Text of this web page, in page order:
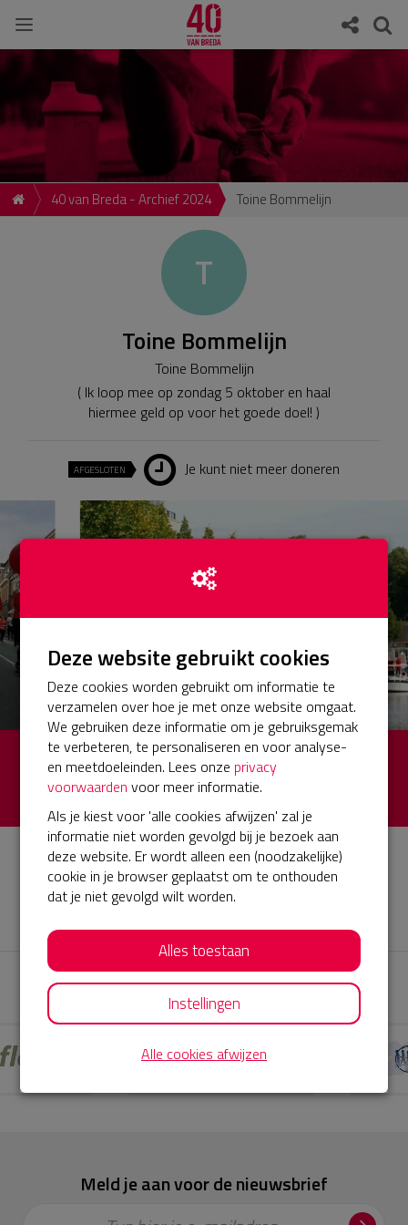
40 van Breda - Archief 2024 Toine Bommelijn
T
Toine Bommelijn
Toine Bommelijn
( Ik loop mee op zondag 5 oktober en haal
hiermee geld op voor het goede doel! )
AFGESLOTEN Je kunt niet meer doneren
€ 0Opgehaald
van totaal € 500 (0%)
volgt...
𝕏
Sponsoren
Meld je aan voor de nieuwsbrief
Deze website gebruikt cookies
Deze cookies worden gebruikt om informatie te
verzamelen over hoe je met onze website omgaat.
We gebruiken deze informatie om je gebruiksgemak
te verbeteren, te personaliseren en voor analyse-
en meetdoeleinden. Lees onze privacy
voorwaarden voor meer informatie.
Als je kiest voor 'alle cookies afwijzen' zal je
informatie niet worden gevolgd bij je bezoek aan
deze website. Er wordt alleen een (noodzakelijke)
cookie in je browser geplaatst om te onthouden
dat je niet gevolgd wilt worden.
Alles toestaan
Instellingen
Alle cookies afwijzen